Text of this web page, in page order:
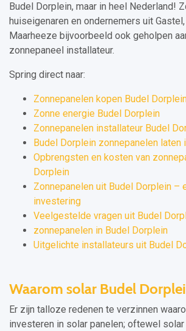
Budel Dorplein, maar in heel Nederland!
huiseigenaren en ondernemers uit
Maarheeze bijvoorbeeld ook geholpen
zonnepaneel installateur.
Spring direct naar:
Zonnepanelen kopen Budel
Zonne energie Budel Dorplein
Zonnepanelen installateur Budel
Budel Dorplein zonnepanelen laten
Opbrengsten en kosten van
Dorplein
Zonnepanelen uit Budel Dorplein –
investering
Veelgestelde vragen uit Budel
zonnepanelen in Budel Dorplein
Uitgelichte installateurs uit Budel
Waarom solar Budel
Er zijn talloze redenen te verzinnen
investeren in solar panelen; oftewel solar